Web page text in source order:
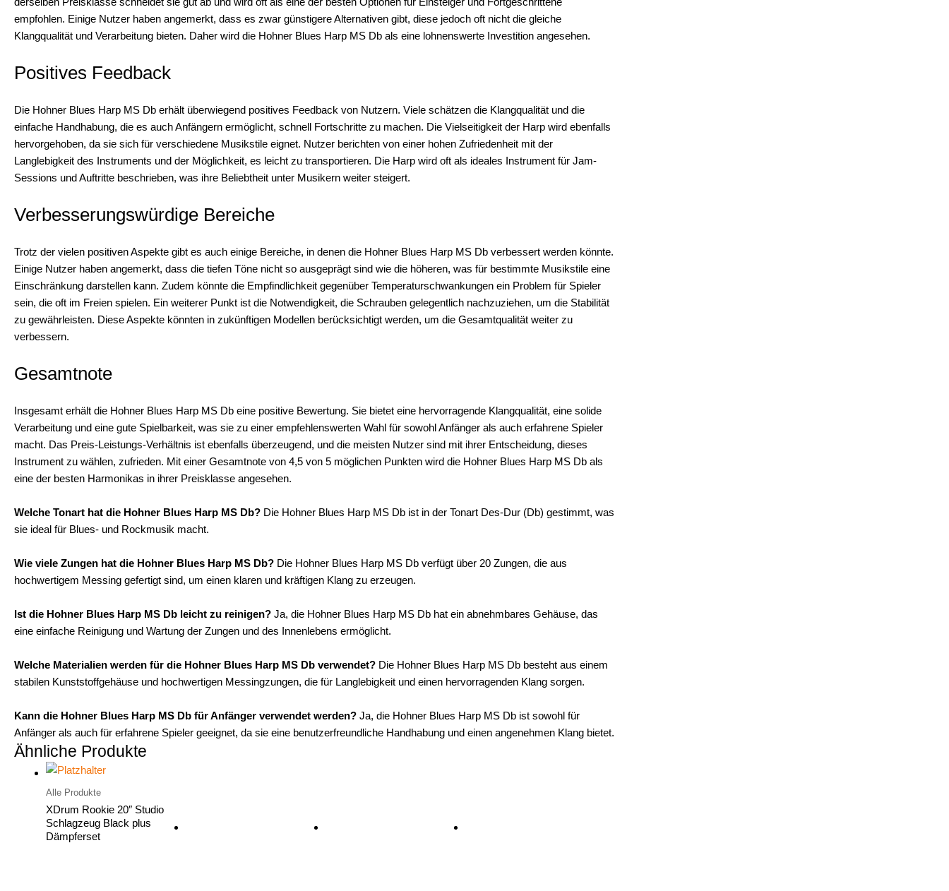
empfohlen. Einige Nutzer haben angemerkt, dass es zwar günstigere Alternativen gibt, diese jedoch oft nicht die gleiche
Klangqualität und Verarbeitung bieten. Daher wird die Hohner Blues Harp MS Db als eine lohnenswerte Investition angesehen.
Positives Feedback
Die Hohner Blues Harp MS Db erhält überwiegend positives Feedback von Nutzern. Viele schätzen die Klangqualität und die
einfache Handhabung, die es auch Anfängern ermöglicht, schnell Fortschritte zu machen. Die Vielseitigkeit der Harp wird ebenfalls
hervorgehoben, da sie sich für verschiedene Musikstile eignet. Nutzer berichten von einer hohen Zufriedenheit mit der
Langlebigkeit des Instruments und der Möglichkeit, es leicht zu transportieren. Die Harp wird oft als ideales Instrument für Jam-
Sessions und Auftritte beschrieben, was ihre Beliebtheit unter Musikern weiter steigert.
Verbesserungswürdige Bereiche
Trotz der vielen positiven Aspekte gibt es auch einige Bereiche, in denen die Hohner Blues Harp MS Db verbessert werden könnte.
Einige Nutzer haben angemerkt, dass die tiefen Töne nicht so ausgeprägt sind wie die höheren, was für bestimmte Musikstile eine
Einschränkung darstellen kann. Zudem könnte die Empfindlichkeit gegenüber Temperaturschwankungen ein Problem für Spieler
sein, die oft im Freien spielen. Ein weiterer Punkt ist die Notwendigkeit, die Schrauben gelegentlich nachzuziehen, um die Stabilität
zu gewährleisten. Diese Aspekte könnten in zukünftigen Modellen berücksichtigt werden, um die Gesamtqualität weiter zu
verbessern.
Gesamtnote
Insgesamt erhält die Hohner Blues Harp MS Db eine positive Bewertung. Sie bietet eine hervorragende Klangqualität, eine solide
Verarbeitung und eine gute Spielbarkeit, was sie zu einer empfehlenswerten Wahl für sowohl Anfänger als auch erfahrene Spieler
macht. Das Preis-Leistungs-Verhältnis ist ebenfalls überzeugend, und die meisten Nutzer sind mit ihrer Entscheidung, dieses
Instrument zu wählen, zufrieden. Mit einer Gesamtnote von 4,5 von 5 möglichen Punkten wird die Hohner Blues Harp MS Db als
eine der besten Harmonikas in ihrer Preisklasse angesehen.
Welche Tonart hat die Hohner Blues Harp MS Db? Die Hohner Blues Harp MS Db ist in der Tonart Des-Dur (Db) gestimmt, was
sie ideal für Blues- und Rockmusik macht.
Wie viele Zungen hat die Hohner Blues Harp MS Db? Die Hohner Blues Harp MS Db verfügt über 20 Zungen, die aus
hochwertigem Messing gefertigt sind, um einen klaren und kräftigen Klang zu erzeugen.
Ist die Hohner Blues Harp MS Db leicht zu reinigen? Ja, die Hohner Blues Harp MS Db hat ein abnehmbares Gehäuse, das
eine einfache Reinigung und Wartung der Zungen und des Innenlebens ermöglicht.
Welche Materialien werden für die Hohner Blues Harp MS Db verwendet? Die Hohner Blues Harp MS Db besteht aus einem
stabilen Kunststoffgehäuse und hochwertigen Messingzungen, die für Langlebigkeit und einen hervorragenden Klang sorgen.
Kann die Hohner Blues Harp MS Db für Anfänger verwendet werden? Ja, die Hohner Blues Harp MS Db ist sowohl für
Anfänger als auch für erfahrene Spieler geeignet, da sie eine benutzerfreundliche Handhabung und einen angenehmen Klang bietet.
Ähnliche Produkte
Alle Produkte
XDrum Rookie 20″ Studio
Schlagzeug Black plus
Dämpferset